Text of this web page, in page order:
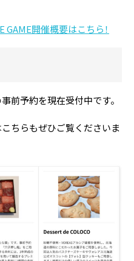
開催概要はこちら！
前予約を現在受付中です。
ちらもぜひご覧くださいま